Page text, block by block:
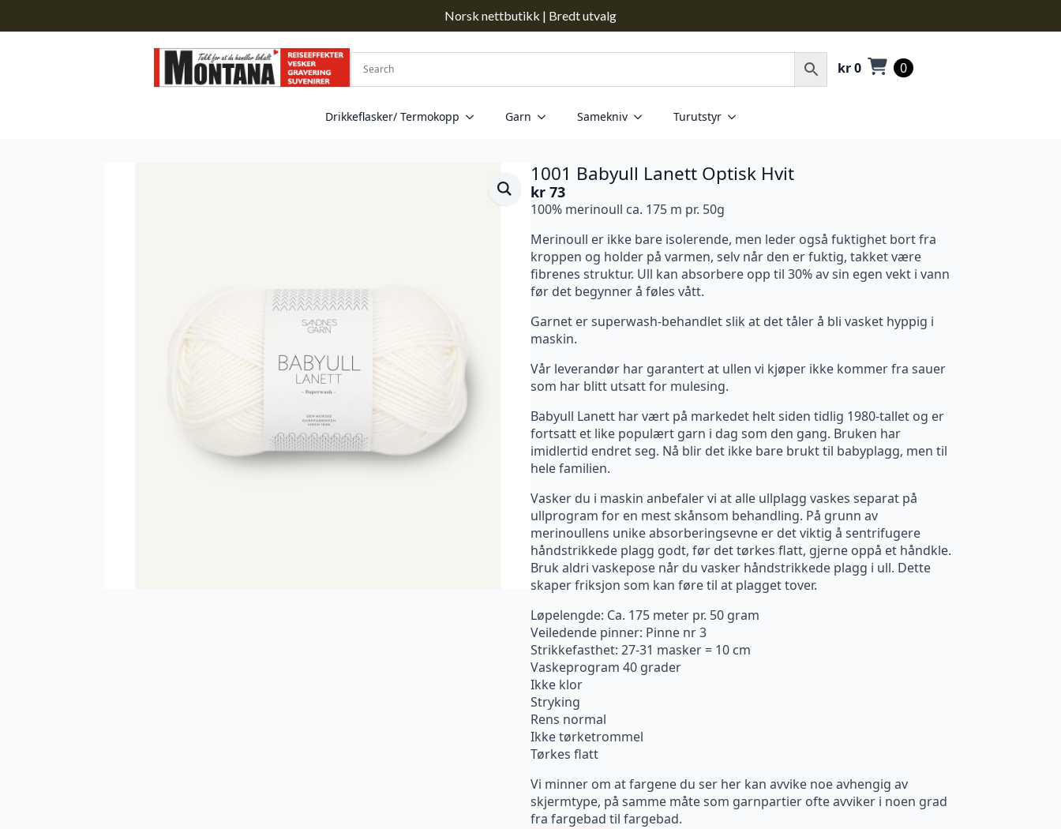
Norsk nettbutikk | Bredt utvalg
kr0 0
Drikkeflasker/ Termokopp Garn Samekniv Turutstyr
1001 Babyull Lanett Optisk Hvit
kr 73
100% merinoull ca. 175 m pr. 50g
Merinoull er ikke bare isolerende, men leder også fuktighet bort fra
kroppen og holder på varmen, selv når den er fuktig, takket være
fibrenes struktur. Ull kan absorbere opp til 30% av sin egen vekt i vann
før det begynner å føles vått.
Garnet er superwash-behandlet slik at det tåler å bli vasket hyppig i
maskin.
Vår leverandør har garantert at ullen vi kjøper ikke kommer fra sauer
som har blitt utsatt for mulesing.
Babyull Lanett har vært på markedet helt siden tidlig 1980-tallet og er
fortsatt et like populært garn i dag som den gang. Bruken har
imidlertid endret seg. Nå blir det ikke bare brukt til babyplagg, men til
hele familien.
Vasker du i maskin anbefaler vi at alle ullplagg vaskes separat på
ullprogram for en mest skånsom behandling. På grunn av
merinoullens unike absorberingsevne er det viktig å sentrifugere
håndstrikkede plagg godt, før det tørkes flatt, gjerne oppå et håndkle.
Bruk aldri vaskepose når du vasker håndstrikkede plagg i ull. Dette
skaper friksjon som kan føre til at plagget tover.
Løpelengde: Ca. 175 meter pr. 50 gram
Veiledende pinner: Pinne nr 3
Strikkefasthet: 27-31 masker = 10 cm
Vaskeprogram 40 grader
Ikke klor
Stryking
Rens normal
Ikke tørketrommel
Tørkes flatt
Vi minner om at fargene du ser her kan avvike noe avhengig av
skjermtype, på samme måte som garnpartier ofte avviker i noen grad
fra fargebad til fargebad.